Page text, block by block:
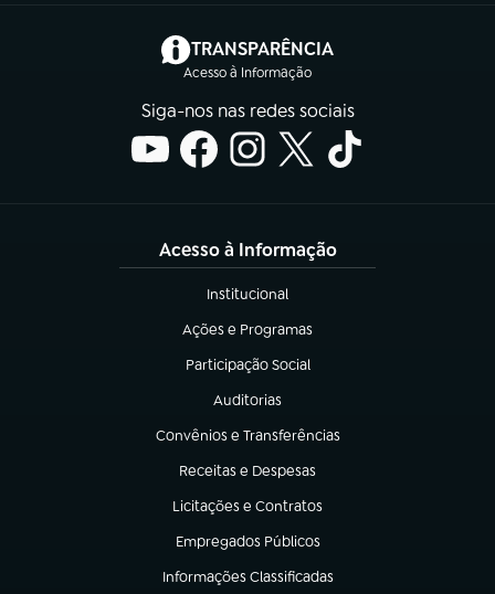
TRANSPARÊNCIA
Acesso à Informação
(abre em nova aba)
Siga-nos nas redes sociais
Acesso à Informação
Institucional
(abre em nova aba)
Ações e Programas
(abre em nova aba)
Participação Social
(abre em nova aba)
Auditorias
(abre em nova aba)
Convênios e Transferências
(abre em nova aba)
Receitas e Despesas
(abre em nova aba)
Licitações e Contratos
(abre em nova aba)
Empregados Públicos
(abre em nova aba)
Informações Classificadas
(abre em nova aba)